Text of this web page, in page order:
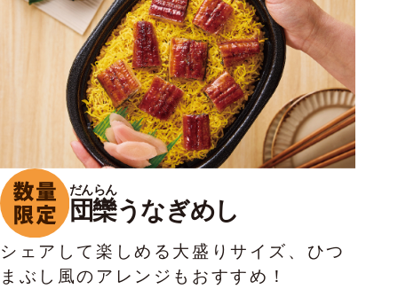
団欒
だんらん
うなぎめし
シェアして楽しめる大盛りサイズ、ひつ
まぶし風のアレンジもおすすめ！